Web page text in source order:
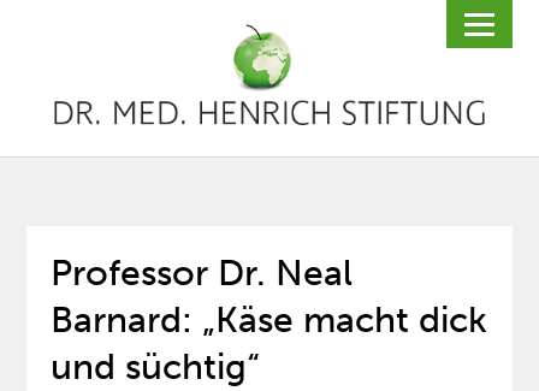
Professor Dr. Neal
Barnard: „Käse macht dick
und süchtig“